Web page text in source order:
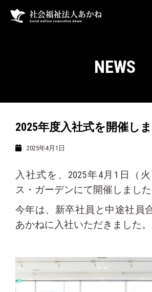
NEWS
2025年度入社式を開催し
2025年4月1日
入社式を、2025年4月1日（
ス・ガーデンにて開催しました
今年は、新卒社員と中途社員
あかねに入社いただきました。